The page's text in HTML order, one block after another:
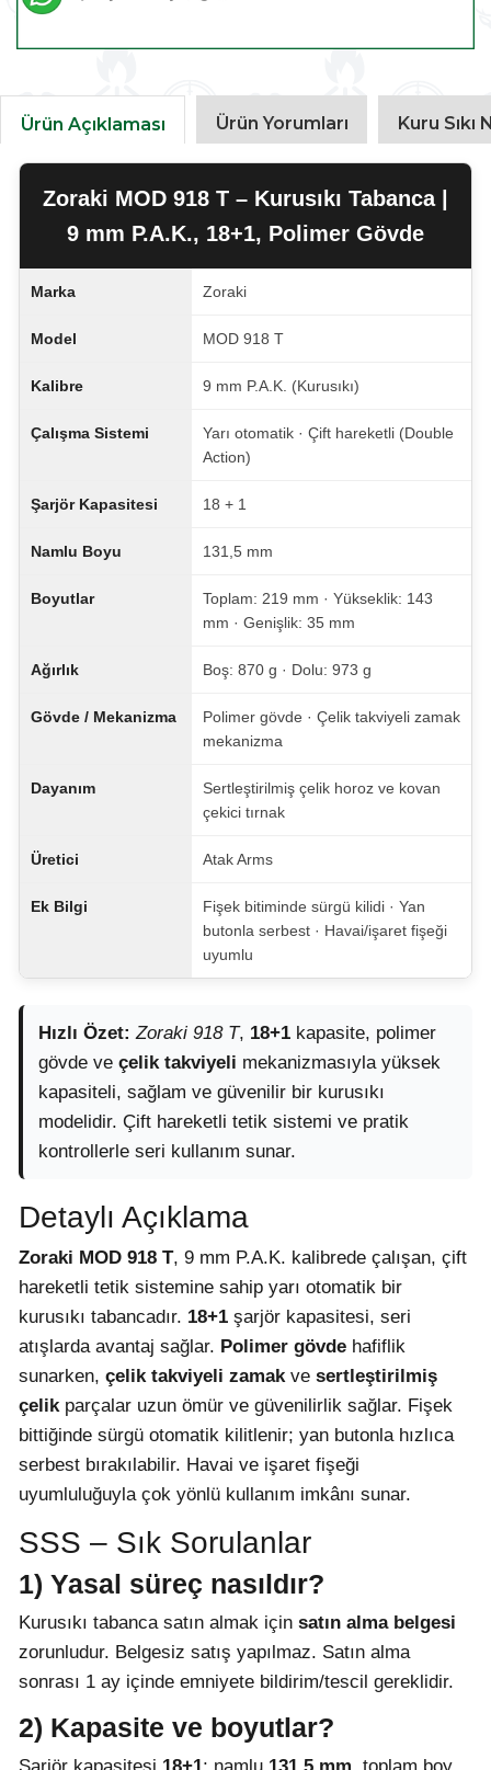
Ürün Açıklaması Ürün Yorumları Kuru Sıkı
Zoraki MOD 918 T – Kurusıkı Tabanca |
9 mm P.A.K., 18+1, Polimer Gövde
Marka Zoraki
Model MOD 918 T
Kalibre 9 mm P.A.K. (Kurusıkı)
Çalışma Sistemi
Yarı otomatik · Çift hareketli (Double
Action)
Şarjör Kapasitesi 18 + 1
Namlu Boyu 131,5 mm
Boyutlar
Toplam: 219 mm · Yükseklik: 143
mm · Genişlik: 35 mm
Ağırlık Boş: 870 g · Dolu: 973 g
Gövde / Mekanizma
Polimer gövde · Çelik takviyeli zamak
mekanizma
Dayanım
Sertleştirilmiş çelik horoz ve kovan
çekici tırnak
Üretici Atak Arms
Ek Bilgi
Fişek bitiminde sürgü kilidi · Yan
butonla serbest · Havai/işaret fişeği
uyumlu
Hızlı Özet: Zoraki 918 T, 18+1kapasite, polimer
gövde ve çelik takviyeli mekanizmasıyla yüksek
kapasiteli, sağlam ve güvenilir bir kurusıkı
modelidir. Çift hareketli tetik sistemi ve pratik
kontrollerle seri kullanım sunar.
Detaylı Açıklama
Zoraki MOD 918 T, 9 mm P.A.K. kalibrede çalışan, çift
hareketli tetik sistemine sahip yarı otomatik bir
kurusıkı tabancadır. 18+1şarjör kapasitesi, seri
atışlarda avantaj sağlar. Polimer gövdehafiflik
sunarken, çelik takviyeli zamakve sertleştirilmiş
çelikparçalar uzun ömür ve güvenilirlik sağlar. Fişek
bittiğinde sürgü otomatik kilitlenir; yan butonla hızlıca
serbest bırakılabilir. Havai ve işaret fişeği
uyumluluğuyla çok yönlü kullanım imkânı sunar.
SSS – Sık Sorulanlar
1) Yasal süreç nasıldır?
Kurusıkı tabanca satın almak için satın alma belgesi
zorunludur. Belgesiz satış yapılmaz. Satın alma
sonrası 1 ay içinde emniyete bildirim/tescil gereklidir.
2) Kapasite ve boyutlar?
Şarjör kapasitesi 18+1; namlu 131,5 mm , toplam boy